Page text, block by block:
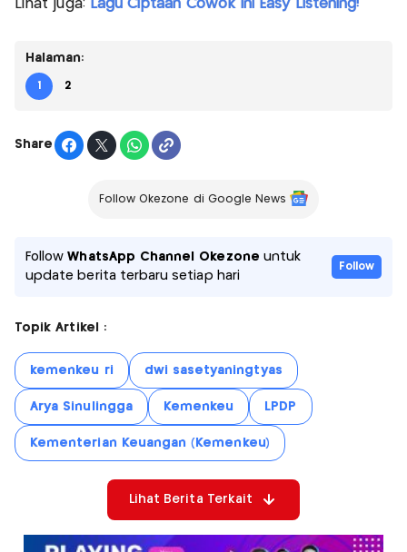
Lihat juga: Lagu Ciptaan Cowok Ini Easy Listening!
Halaman:
1 2
Share
Follow Okezone di Google News
FollowWhatsApp Channel Okezone untuk
update berita terbaru setiap hari
Follow
Topik Artikel :
kemenkeu ri dwi sasetyaningtyas
Arya Sinulingga Kemenkeu LPDP
Kementerian Keuangan (Kemenkeu)
Lihat Berita Terkait